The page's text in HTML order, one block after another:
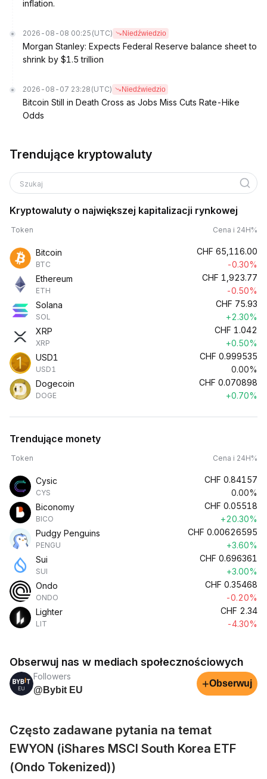
inflation.
2026-08-08 00:25 (UTC) Niedźwiedzio
Morgan Stanley: Expects Federal Reserve balance sheet to
shrink by $1.5 trillion
2026-08-07 23:28 (UTC) Niedźwiedzio
Bitcoin Still in Death Cross as Jobs Miss Cuts Rate-Hike
Odds
Trendujące kryptowaluty
Szukaj
Kryptowaluty o największej kapitalizacji rynkowej
Token Cena i 24H%
Bitcoin
BTC
CHF 65,116.00
-0.30%
Ethereum
ETH
CHF 1,923.77
-0.50%
Solana
SOL
CHF 75.93
+2.30%
XRP
XRP
CHF 1.042
+0.50%
USD1
USD1
CHF 0.999535
0.00%
Dogecoin
DOGE
CHF 0.070898
+0.70%
Trendujące monety
Token Cena i 24H%
Cysic
CYS
CHF 0.84157
0.00%
Biconomy
BICO
CHF 0.05518
+20.30%
Pudgy Penguins
PENGU
CHF 0.00626595
+3.60%
Sui
SUI
CHF 0.696361
+3.00%
Ondo
ONDO
CHF 0.35468
-0.20%
Lighter
LIT
CHF 2.34
-4.30%
Obserwuj nas w mediach społecznościowych
Followers
@Bybit EU
+Obserwuj
Często zadawane pytania na temat
EWYON (iShares MSCI South Korea ETF
(Ondo Tokenized))